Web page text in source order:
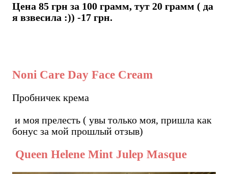
Цена 85 грн за 100 грамм, тут 20 грамм ( да
я взвесила :)) -17 грн.
Noni Care Day Face Cream
Пробничек крема
и моя прелесть ( увы только моя, пришла как
бонус за мой прошлый отзыв)
Queen Helene Mint Julep Masque